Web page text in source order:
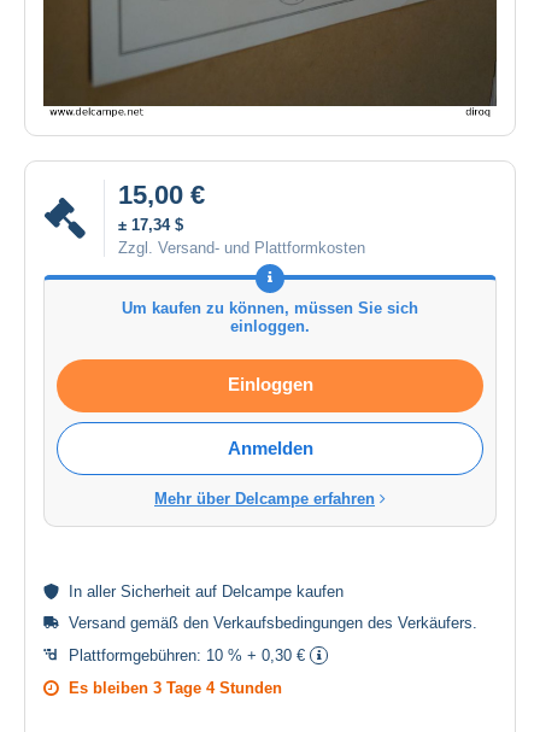
15,00 €
± 17,34 $
Zzgl. Versand- und Plattformkosten
Um kaufen zu können, müssen Sie sich
einloggen.
Einloggen
Anmelden
Mehr über Delcampe erfahren
In aller Sicherheit auf Delcampe kaufen
Versand gemäß den Verkaufsbedingungen des Verkäufers
Plattformgebühren: 10 % + 0,30 €
Es bleiben 3 Tage 4 Stunden